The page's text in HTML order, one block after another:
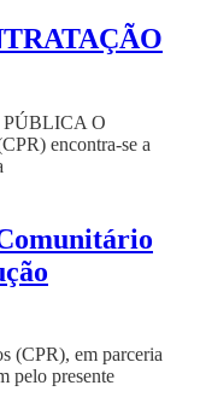
O
encontra-se a
(CPR), em parceria
pelo presente